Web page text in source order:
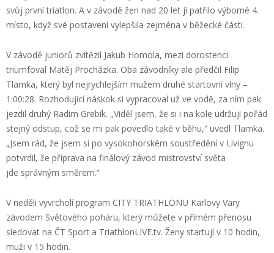
svůj první triatlon. A v závodě žen nad 20 let jí patřilo výborné 4.
místo, když své postavení vylepšila zejména v běžecké části.
V závodě juniorů zvítězil Jakub Homola, mezi dorostenci
triumfoval Matěj Procházka. Oba závodníky ale předčil Filip
Tlamka, který byl nejrychlejším mužem druhé startovní vlny –
1:00:28. Rozhodující náskok si vypracoval už ve vodě, za ním pak
jezdil druhý Radim Grebík. „Viděl jsem, že si i na kole udržuji pořád
stejný odstup, což se mi pak povedlo také v běhu,“ uvedl Tlamka.
„Jsem rád, že jsem si po vysokohorském soustředění v Livignu
potvrdil, že příprava na finálový závod mistrovství světa
jde správným směrem.“
V neděli vyvrcholí program CITY TRIATHLONU Karlovy Vary
závodem Světového poháru, který můžete v přímém přenosu
sledovat na ČT Sport a TriathlonLIVE.tv. Ženy startují v 10 hodin,
muži v 15 hodin.